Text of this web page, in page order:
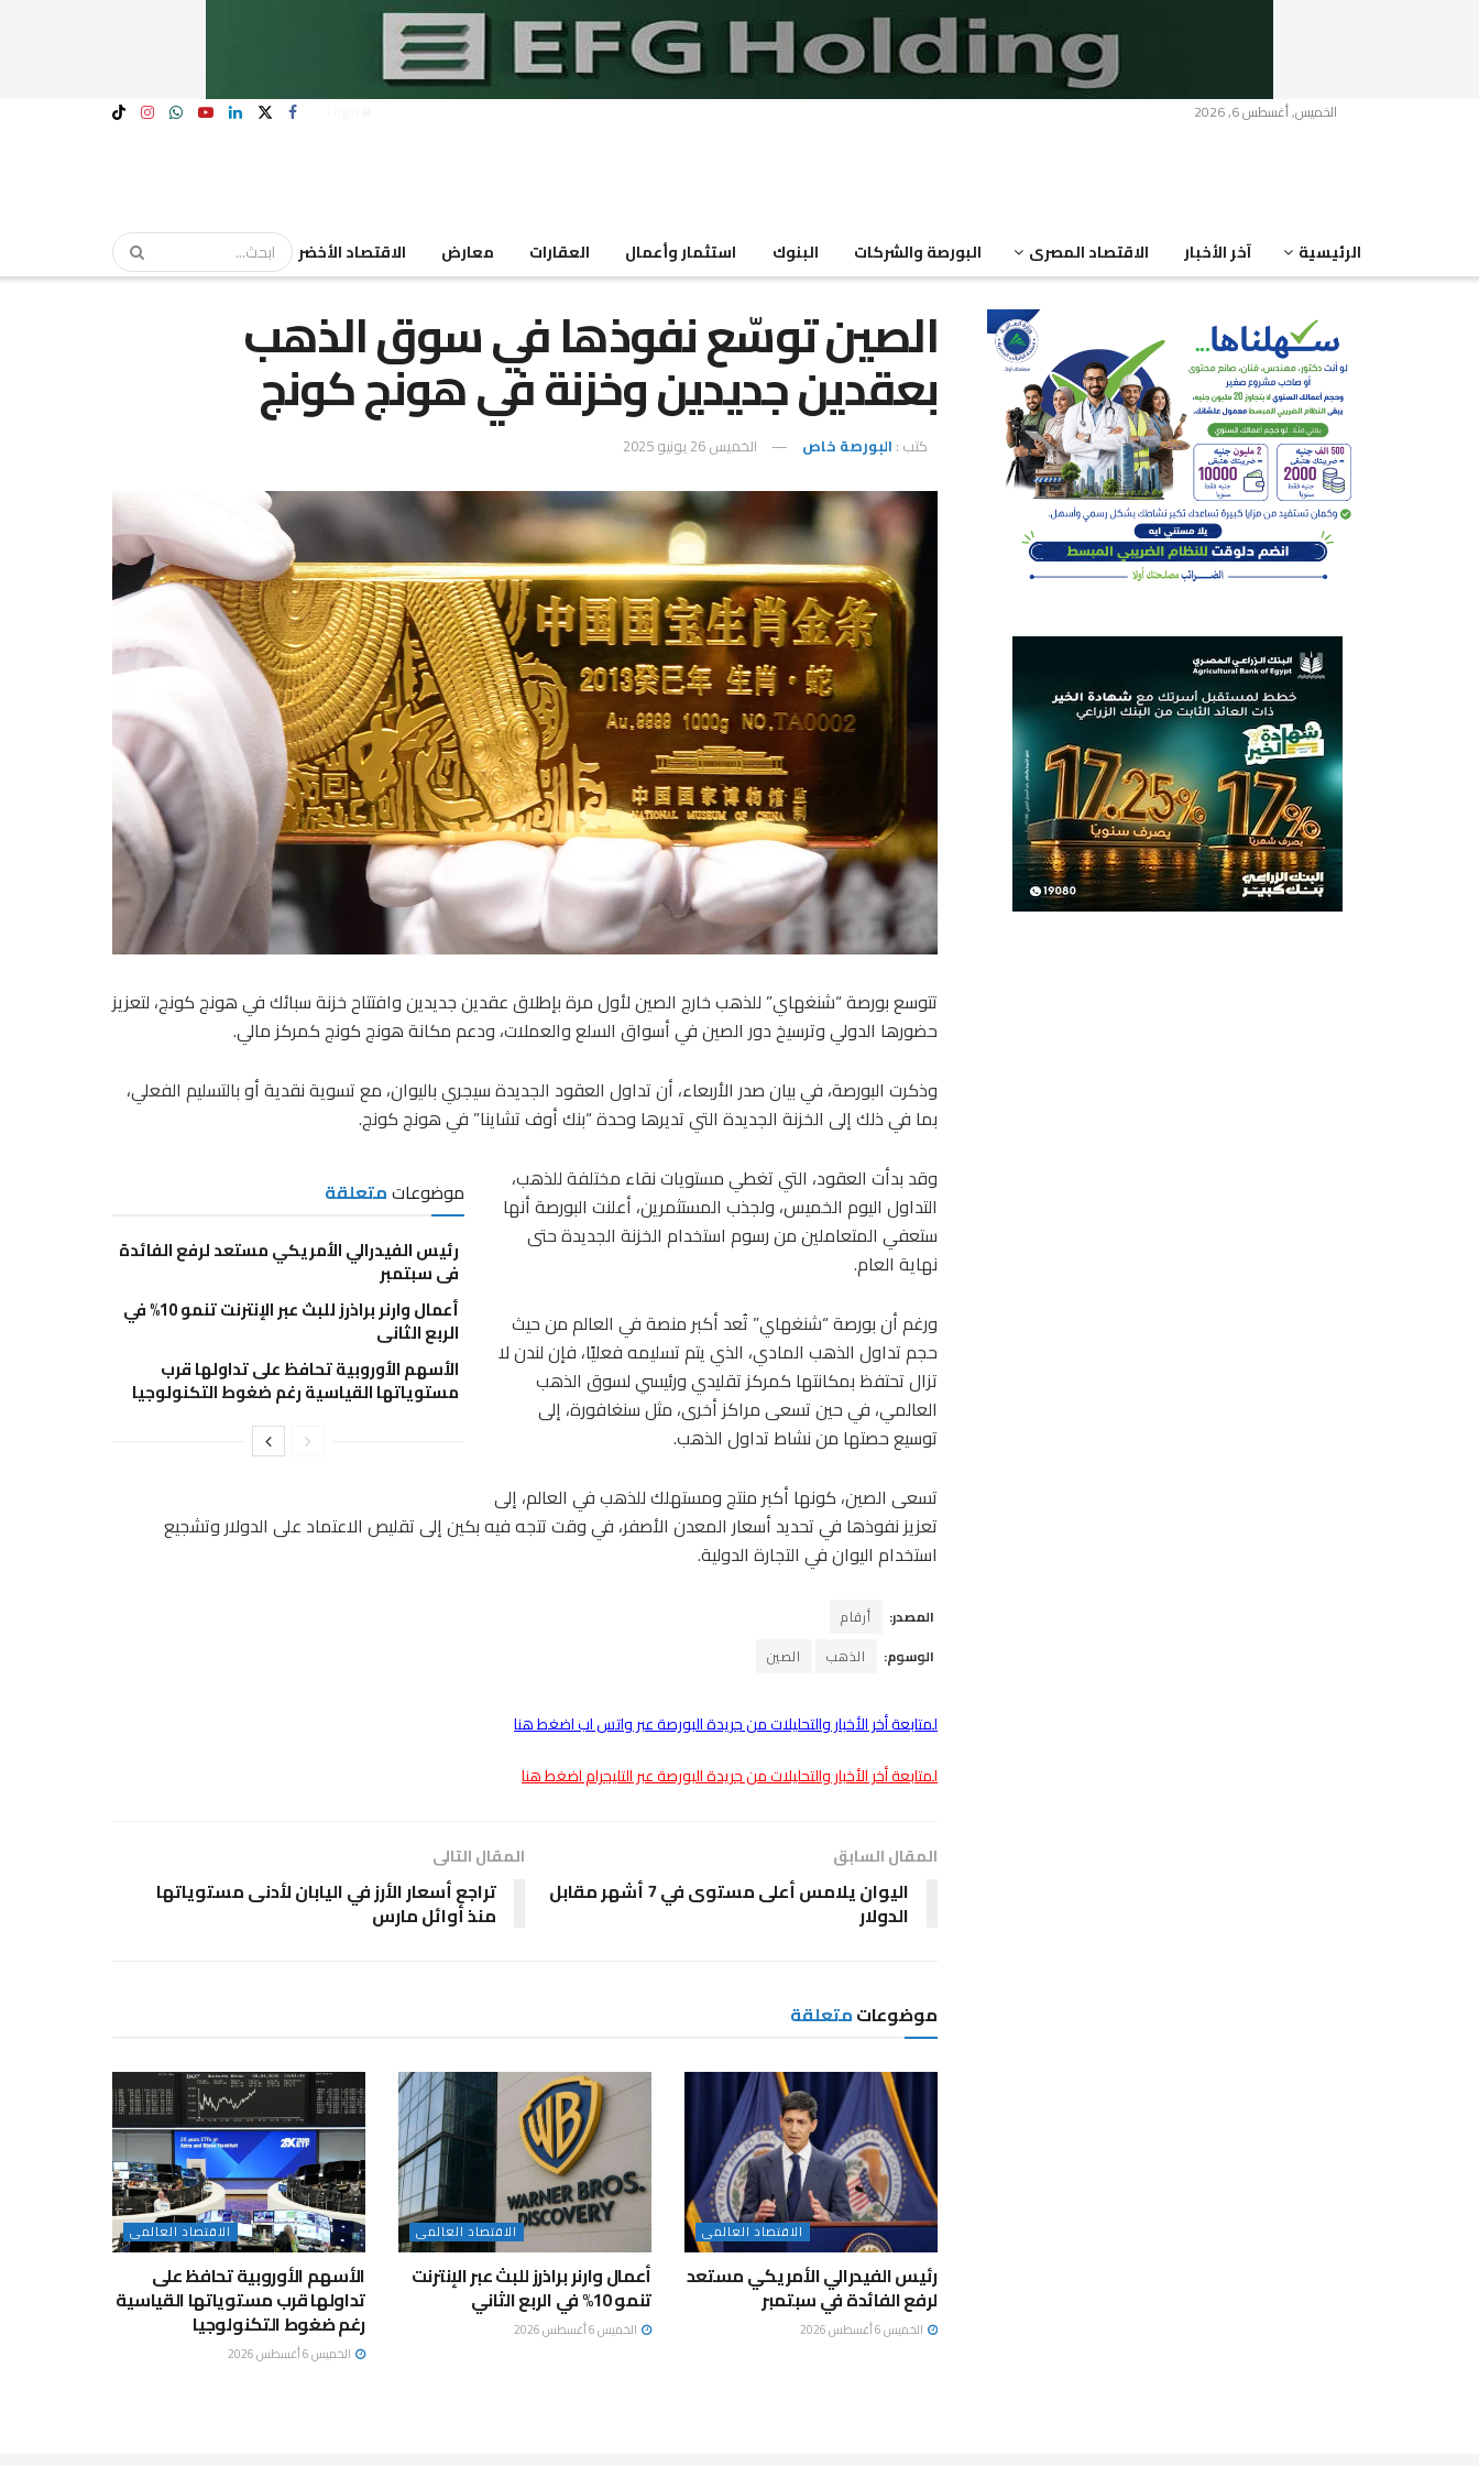
الخميس, أغسطس 6, 2026
الرئيسية آخر الأخبار الاقتصاد المصرى البورصة والشركات البنوك استثمار وأعمال العقارات معارض الاقتصاد الأخضر
الصين توسّع نفوذها في سوق الذهب
بعقدين جديدين وخزنة في هونج كونج
كتب : البورصة خاص الخميس 26 يونيو 2025
تتوسع بورصة “شنغهاي” للذهب خارج الصين لأول مرة بإطلاق عقدين جديدين وافتتاح خزنة سبائك في هونج كونج، لتعزيز
حضورها الدولي وترسيخ دور الصين في أسواق السلع والعملات، ودعم مكانة هونج كونج كمركز مالي.
وذكرت البورصة، في بيان صدر الأربعاء، أن تداول العقود الجديدة سيجري باليوان، مع تسوية نقدية أو بالتسليم الفعلي،
بما في ذلك إلى الخزنة الجديدة التي تديرها وحدة “بنك أوف تشاينا” في هونج كونج.
موضوعاتمتعلقة
رئيس الفيدرالي الأمريكي مستعد لرفع الفائدة
في سبتمبر
أعمال وارنر براذرز للبث عبر الإنترنت تنمو 10% في
الربع الثاني
الأسهم الأوروبية تحافظ على تداولها قرب
مستوياتها القياسية رغم ضغوط التكنولوجيا
وقد بدأت العقود، التي تغطي مستويات نقاء مختلفة للذهب،
التداول اليوم الخميس، ولجذب المستثمرين، أعلنت البورصة أنها
ستعفي المتعاملين من رسوم استخدام الخزنة الجديدة حتى
نهاية العام.
ورغم أن بورصة “شنغهاي” تُعد أكبر منصة في العالم من حيث
حجم تداول الذهب المادي، الذي يتم تسليمه فعليًا، فإن لندن لا
تزال تحتفظ بمكانتها كمركز تقليدي ورئيسي لسوق الذهب
العالمي، في حين تسعى مراكز أخرى، مثل سنغافورة، إلى
توسيع حصتها من نشاط تداول الذهب.
تسعى الصين، كونها أكبر منتج ومستهلك للذهب في العالم، إلى
تعزيز نفوذها في تحديد أسعار المعدن الأصفر، في وقت تتجه فيه بكين إلى تقليص الاعتماد على الدولار وتشجيع
استخدام اليوان في التجارة الدولية.
المصدر:
أرقام
الوسوم:
الذهب الصين
لمتابعة أخر الأخبار والتحليلات من جريدة البورصة عبر واتس اب اضغط هنا
لمتابعة أخر الأخبار والتحليلات من جريدة البورصة عبر التليجرام اضغط هنا
المقال السابق
اليوان يلامس أعلى مستوى في 7 أشهر مقابل
الدولار
المقال التالى
تراجع أسعار الأرز في اليابان لأدنى مستوياتها
منذ أوائل مارس
موضوعاتمتعلقة
الاقتصاد العالمى
رئيس الفيدرالي الأمريكي مستعد
لرفع الفائدة في سبتمبر
الخميس 6 أغسطس 2026
الاقتصاد العالمى
أعمال وارنر براذرز للبث عبر الإنترنت
تنمو 10% في الربع الثاني
الخميس 6 أغسطس 2026
الاقتصاد العالمى
الأسهم الأوروبية تحافظ على
تداولها قرب مستوياتها القياسية
رغم ضغوط التكنولوجيا
الخميس 6 أغسطس 2026